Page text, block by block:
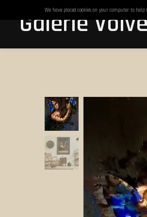
Galerie
We have placed cookies on your computer to